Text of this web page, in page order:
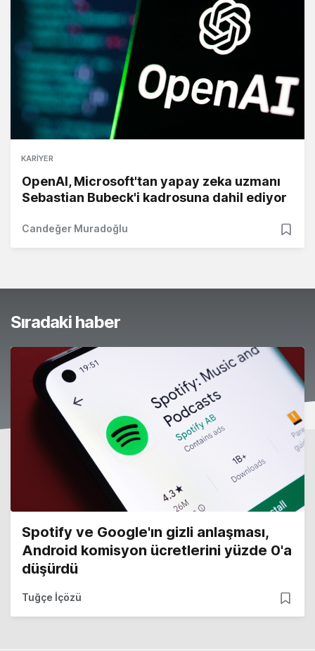
KARIYER
OpenAI, Microsoft'tan yapay zeka uzmanı
Sebastian Bubeck'i kadrosuna dahil ediyor
Candeğer Muradoğlu
Sıradaki haber
Spotify ve Google'ın gizli anlaşması,
Android komisyon ücretlerini yüzde 0'a
düşürdü
Tuğçe İçözü